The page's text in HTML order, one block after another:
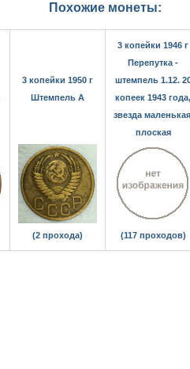
Похожие монеты:
3 копейки 1950 г
Штемпель А
(2 прохода)
3 копейки 1946 г
Перепутка -
штемпель 1.12.
копеек 1943 года,
звезда
плоская
(117 проходов)